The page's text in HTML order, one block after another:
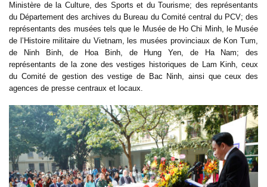
Ministère de la Culture, des Sports et du Tourisme; des représentants
du Département des archives du Bureau du Comité central du PCV; des
représentants des musées tels que le Musée de Ho Chi Minh, le Musée
de l’Histoire militaire du Vietnam, les musées provinciaux de Kon Tum,
de Ninh Binh, de Hoa Binh, de Hung Yen, de Ha Nam; des
représentants de la zone des vestiges historiques de Lam Kinh, ceux
du Comité de gestion des vestige de Bac Ninh, ainsi que ceux des
agences de presse centraux et locaux.